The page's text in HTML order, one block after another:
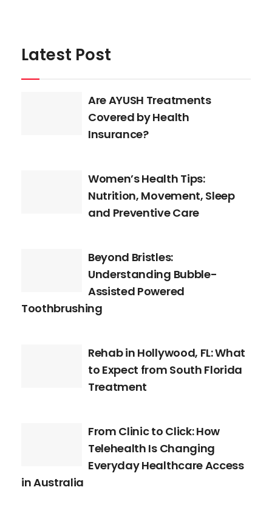
Latest Post
Are AYUSH Treatments
Covered by Health
Insurance?
Women’s Health Tips:
Nutrition, Movement, Sleep
and Preventive Care
Beyond Bristles:
Understanding Bubble-
Assisted Powered
Toothbrushing
Rehab in Hollywood, FL: What
to Expect from South Florida
Treatment
From Clinic to Click: How
Telehealth Is Changing
Everyday Healthcare Access
in Australia